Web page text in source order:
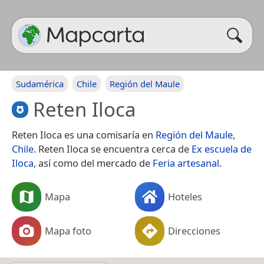
Sudamérica Chile Región del Maule
Reten Iloca
Reten Iloca es una comisaría en Región del Maule,
Chile. Reten Iloca se encuentra cerca de Ex escuela de
Iloca, así como del mercado de Feria artesanal.
Mapa Hoteles
Mapa foto Direcciones